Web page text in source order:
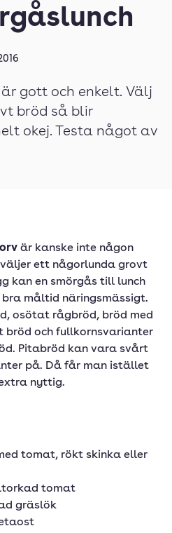
gott och enkelt. Välj
bröd så blir
okej. Testa något av
är kanske inte någon
väljer ett någorlunda grovt
kan en smörgås till lunch
måltid näringsmässigt.
osötat rågbröd, bröd med
bröd och fullkornsvarianter
Pitabröd kan vara svårt
på. Då får man istället
nyttig.
tomat, rökt skinka eller
tomat
gräslök